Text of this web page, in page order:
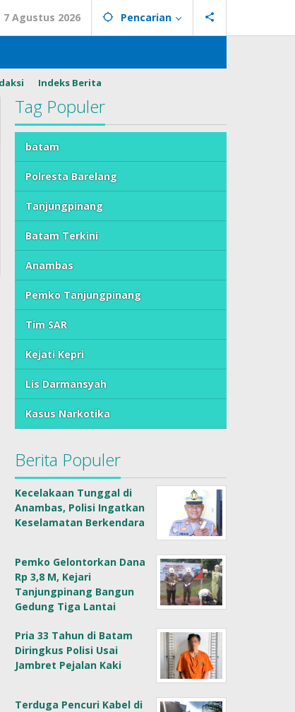
7 Agustus 2026 Pencarian
Indeks Berita
Tag Populer
batam
Polresta Barelang
Tanjungpinang
Batam Terkini
Anambas
Pemko Tanjungpinang
Tim SAR
Kejati Kepri
Lis Darmansyah
Kasus Narkotika
Berita Populer
Kecelakaan Tunggal di
Anambas, Polisi Ingatkan
Keselamatan Berkendara
Pemko Gelontorkan Dana
Rp 3,8 M, Kejari
Tanjungpinang Bangun
Gedung Tiga Lantai
Pria 33 Tahun di Batam
Diringkus Polisi Usai
Jambret Pejalan Kaki
Terduga Pencuri Kabel di